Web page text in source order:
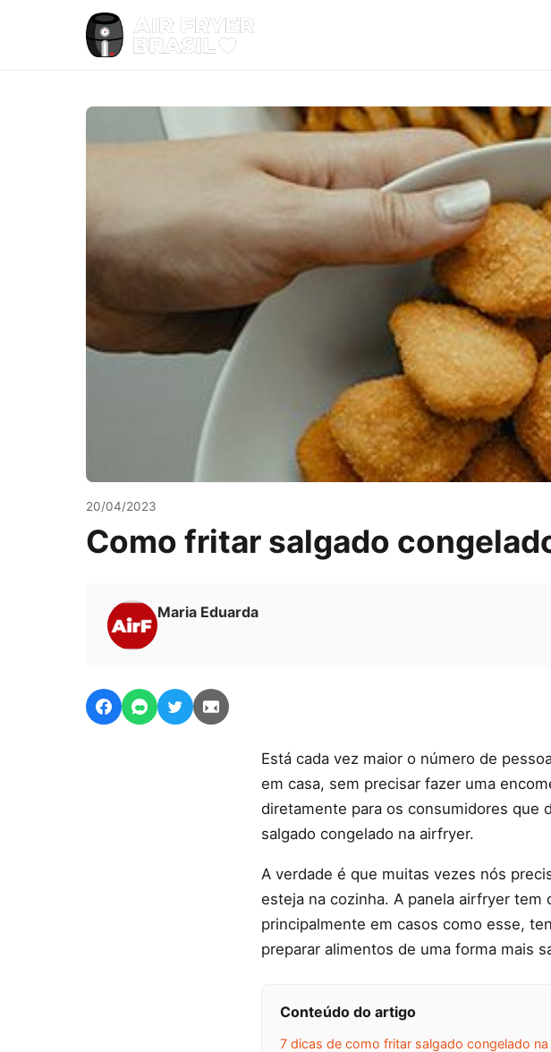
20/04/2023
Como fritar salgado
Maria Eduarda
Está cada vez maior o número de
em casa, sem precisar fazer uma
diretamente para os consumidores que
salgado congelado na airfryer.
A verdade é que muitas vezes nós
esteja na cozinha. A panela airfryer
principalmente em casos como esse,
preparar alimentos de uma forma mais
Conteúdo do artigo
7 dicas de como fritar salgado congelado